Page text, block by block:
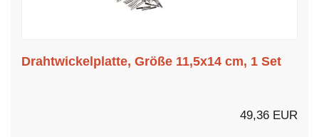
Drahtwickelplatte, Größe 11,5x14 cm, 1 Set
49,36 EUR